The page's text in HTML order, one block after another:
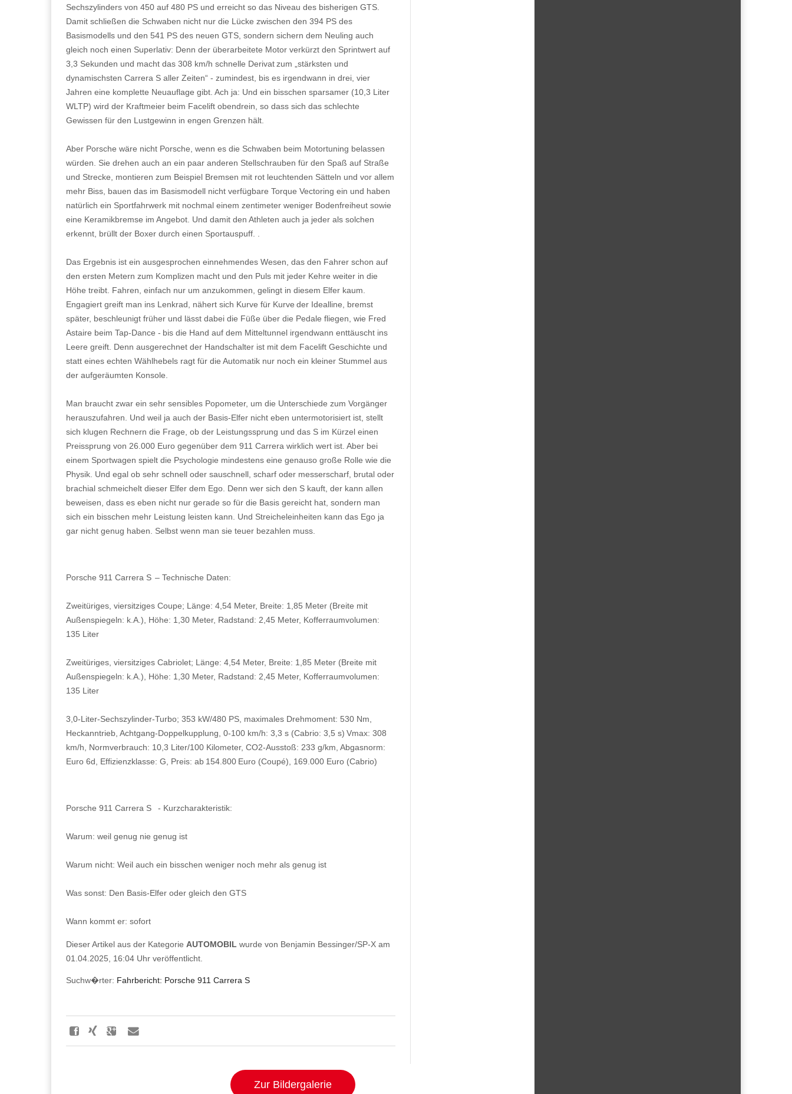
Sechszylinders von 450 auf 480 PS und erreicht so das Niveau des bisherigen GTS.
Damit schließen die Schwaben nicht nur die Lücke zwischen den 394 PS des
Basismodells und den 541 PS des neuen GTS, sondern sichern dem Neuling auch
gleich noch einen Superlativ: Denn der überarbeitete Motor verkürzt den Sprintwert auf
3,3 Sekunden und macht das 308 km/h schnelle Derivat zum „stärksten und
dynamischsten Carrera S aller Zeiten“ - zumindest, bis es irgendwann in drei, vier
Jahren eine komplette Neuauflage gibt. Ach ja: Und ein bisschen sparsamer (10,3 Liter
WLTP) wird der Kraftmeier beim Facelift obendrein, so dass sich das schlechte
Gewissen für den Lustgewinn in engen Grenzen hält.
Aber Porsche wäre nicht Porsche, wenn es die Schwaben beim Motortuning belassen
würden. Sie drehen auch an ein paar anderen Stellschrauben für den Spaß auf Straße
und Strecke, montieren zum Beispiel Bremsen mit rot leuchtenden Sätteln und vor allem
mehr Biss, bauen das im Basismodell nicht verfügbare Torque Vectoring ein und haben
natürlich ein Sportfahrwerk mit nochmal einem zentimeter weniger Bodenfreiheut sowie
eine Keramikbremse im Angebot. Und damit den Athleten auch ja jeder als solchen
erkennt, brüllt der Boxer durch einen Sportauspuff. .
Das Ergebnis ist ein ausgesprochen einnehmendes Wesen, das den Fahrer schon auf
den ersten Metern zum Komplizen macht und den Puls mit jeder Kehre weiter in die
Höhe treibt. Fahren, einfach nur um anzukommen, gelingt in diesem Elfer kaum.
Engagiert greift man ins Lenkrad, nähert sich Kurve für Kurve der Idealline, bremst
später, beschleunigt früher und lässt dabei die Füße über die Pedale fliegen, wie Fred
Astaire beim Tap-Dance - bis die Hand auf dem Mitteltunnel irgendwann enttäuscht ins
Leere greift. Denn ausgerechnet der Handschalter ist mit dem Facelift Geschichte und
statt eines echten Wählhebels ragt für die Automatik nur noch ein kleiner Stummel aus
der aufgeräumten Konsole.
Man braucht zwar ein sehr sensibles Popometer, um die Unterschiede zum Vorgänger
herauszufahren. Und weil ja auch der Basis-Elfer nicht eben untermotorisiert ist, stellt
sich klugen Rechnern die Frage, ob der Leistungssprung und das S im Kürzel einen
Preissprung von 26.000 Euro gegenüber dem 911 Carrera wirklich wert ist. Aber bei
einem Sportwagen spielt die Psychologie mindestens eine genauso große Rolle wie die
Physik. Und egal ob sehr schnell oder sauschnell, scharf oder messerscharf, brutal oder
brachial schmeichelt dieser Elfer dem Ego. Denn wer sich den S kauft, der kann allen
beweisen, dass es eben nicht nur gerade so für die Basis gereicht hat, sondern man
sich ein bisschen mehr Leistung leisten kann. Und Streicheleinheiten kann das Ego ja
gar nicht genug haben. Selbst wenn man sie teuer bezahlen muss.
Porsche 911 Carrera S – Technische Daten:
Zweitüriges, viersitziges Coupe; Länge: 4,54 Meter, Breite: 1,85 Meter (Breite mit
Außenspiegeln: k.A.), Höhe: 1,30 Meter, Radstand: 2,45 Meter, Kofferraumvolumen:
135 Liter
Zweitüriges, viersitziges Cabriolet; Länge: 4,54 Meter, Breite: 1,85 Meter (Breite mit
Außenspiegeln: k.A.), Höhe: 1,30 Meter, Radstand: 2,45 Meter, Kofferraumvolumen:
135 Liter
3,0-Liter-Sechszylinder-Turbo; 353 kW/480 PS, maximales Drehmoment: 530 Nm,
Heckanntrieb, Achtgang-Doppelkupplung, 0-100 km/h: 3,3 s (Cabrio: 3,5 s) Vmax: 308
km/h, Normverbrauch: 10,3 Liter/100 Kilometer, CO2-Ausstoß: 233 g/km, Abgasnorm:
Euro 6d, Effizienzklasse: G, Preis: ab 154.800 Euro (Coupé), 169.000 Euro (Cabrio)
Porsche 911 Carrera S - Kurzcharakteristik:
Warum: weil genug nie genug ist
Warum nicht: Weil auch ein bisschen weniger noch mehr als genug ist
Was sonst: Den Basis-Elfer oder gleich den GTS
Wann kommt er: sofort
Dieser Artikel aus der Kategorie AUTOMOBIL wurde von Benjamin Bessinger/SP-X am
01.04.2025, 16:04 Uhr veröffentlicht.
Suchw�rter: Fahrbericht: Porsche 911 Carrera S
Zur Bildergalerie